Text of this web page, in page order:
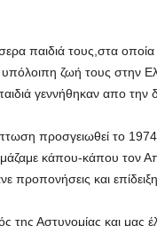
παιδιά τους,στα
υπόλοιπη ζωή τους στην
γεννήθηκαν απο την
προσγειωθεί το
κάπου-κάπου τον
και
της Αστυνομίας και μας